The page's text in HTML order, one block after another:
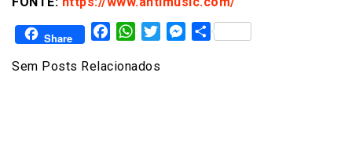
Share FacebookWhatsAppTwitterMessenger
Share
Sem Posts Relacionados